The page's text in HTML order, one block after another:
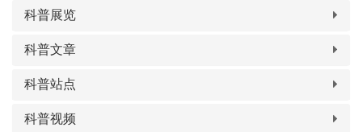
科普展览
科普文章
科普站点
科普视频